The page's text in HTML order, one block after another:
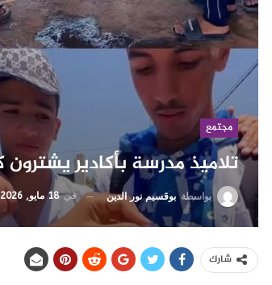
مجتمع
تلاميذ مدرسة بأكادير
بواسطة بوقسيم نور الدين في18 مايو, 2026
شارك